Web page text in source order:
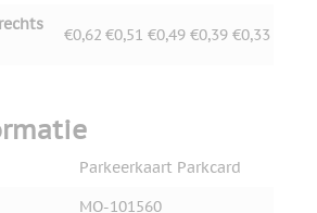
€0,62 €0,51 €0,49 €0,39 €0,33
Parkeerkaart Parkcard
MO-101560